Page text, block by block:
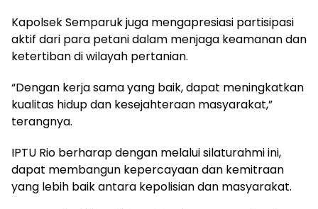
Kapolsek Semparuk juga mengapresiasi partisipasi
aktif dari para petani dalam menjaga keamanan dan
ketertiban di wilayah pertanian.
“Dengan kerja sama yang baik, dapat meningkatkan
kualitas hidup dan kesejahteraan masyarakat,”
terangnya.
IPTU Rio berharap dengan melalui silaturahmi ini,
dapat membangun kepercayaan dan kemitraan
yang lebih baik antara kepolisian dan masyarakat.